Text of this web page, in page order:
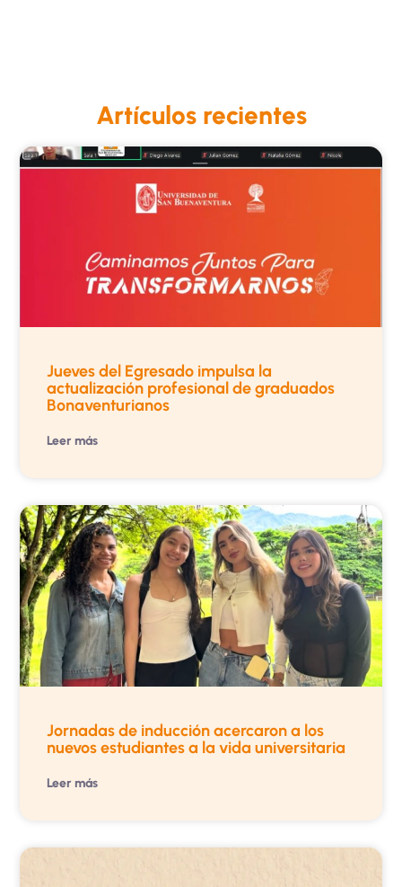
Artículos recientes
Jueves del Egresado impulsa la
actualización profesional de graduados
Bonaventurianos
Leer más
Jornadas de inducción acercaron a los
nuevos estudiantes a la vida universitaria
Leer más